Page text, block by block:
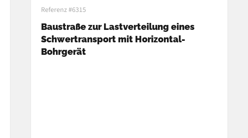
Referenz #6315
Baustraße zur Lastverteilung eines
Schwertransport mit Horizontal-
Bohrgerät